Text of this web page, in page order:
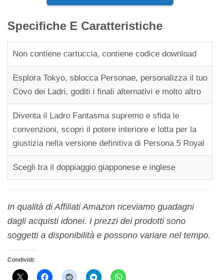
Specifiche E Caratteristiche
Non contiene cartuccia, contiene codice download
Esplora Tokyo, sblocca Personae, personalizza il tuo
Covo dei Ladri, goditi i finali alternativi e molto altro
Diventa il Ladro Fantasma supremo e sfida le
convenzioni, scopri il potere interiore e lotta per la
giustizia nella versione definitiva di Persona 5 Royal
Scegli tra il doppiaggio giapponese e inglese
In qualità di Affiliati Amazon riceviamo guadagni
dagli acquisti idonei. I prezzi dei prodotti sono
soggetti a disponibilità e possono variare nel tempo.
Condividi: